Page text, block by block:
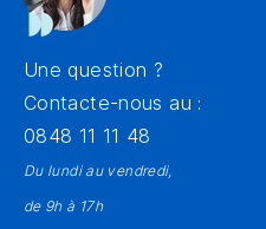
Une question ?
Contacte-nous au :
0848 11 11 48
Du lundi au vendredi,
de 9h à 17h